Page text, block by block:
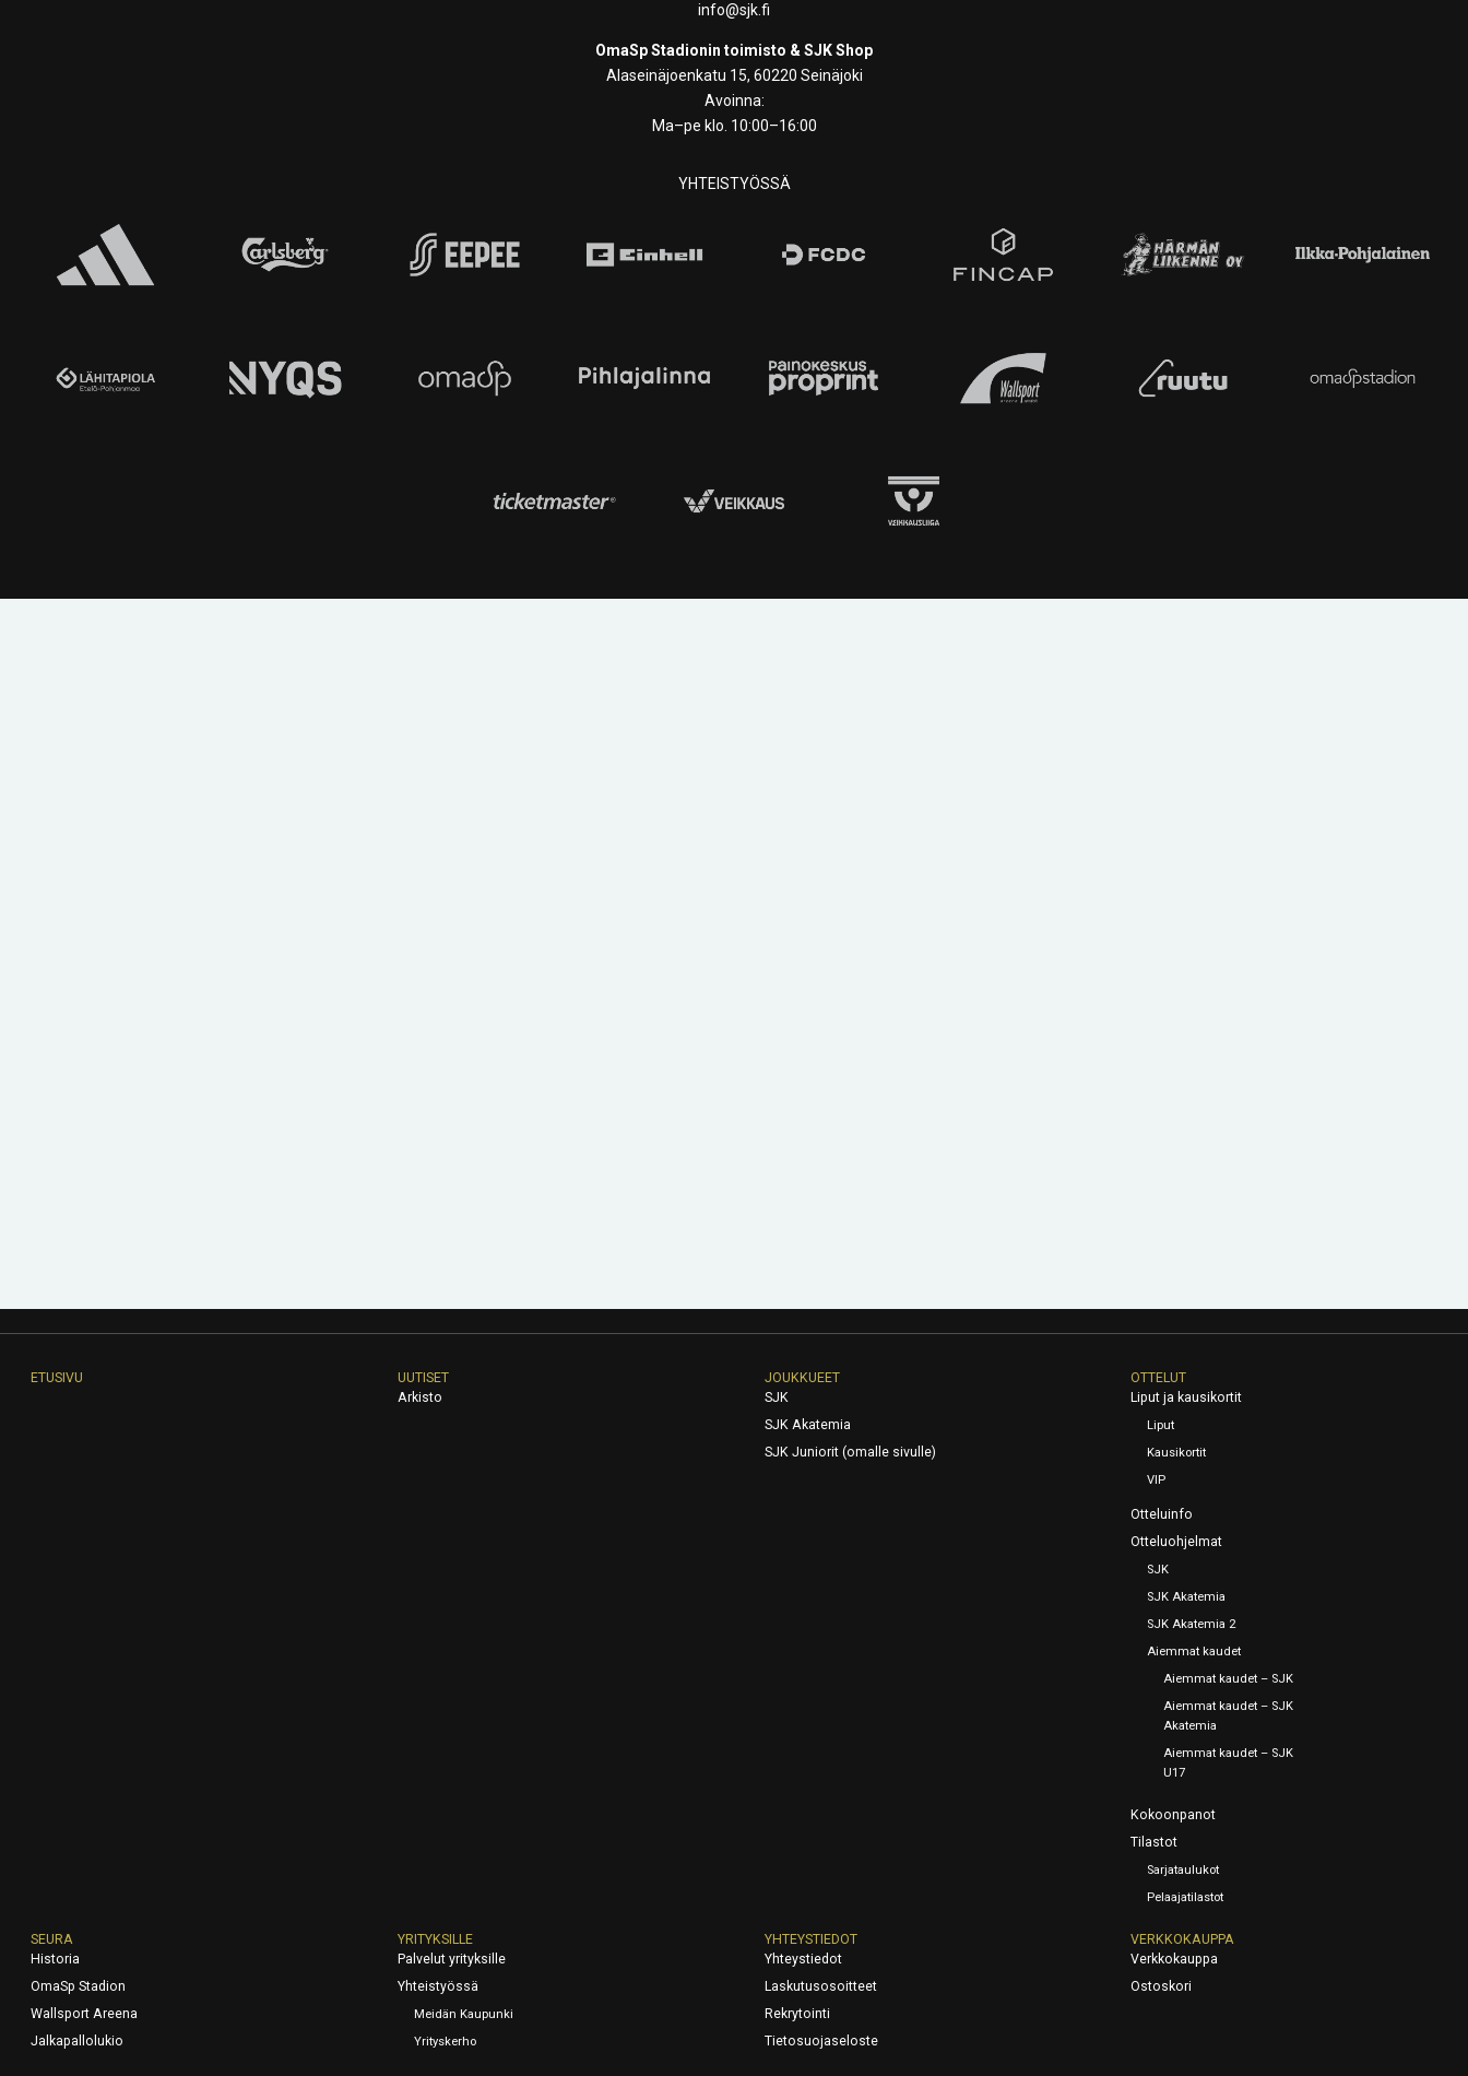
info@sjk.fi
OmaSp Stadionin toimisto & SJK Shop
Alaseinäjoenkatu 15, 60220 Seinäjoki
Avoinna:
Ma–pe klo. 10:00–16:00
YHTEISTYÖSSÄ
ETUSIVU
UUTISET
Arkisto
JOUKKUEET
SJK
SJK Akatemia
SJK Juniorit (omalle sivulle)
OTTELUT
Liput ja kausikortit
Liput
Kausikortit
VIP
Otteluinfo
Otteluohjelmat
SJK
SJK Akatemia
SJK Akatemia 2
Aiemmat kaudet
Aiemmat kaudet – SJK
Aiemmat kaudet – SJK
Akatemia
Aiemmat kaudet – SJK
U17
Kokoonpanot
Tilastot
Sarjataulukot
Pelaajatilastot
SEURA
Historia
OmaSp Stadion
Wallsport Areena
Jalkapallolukio
YRITYKSILLE
Palvelut yrityksille
Yhteistyössä
Meidän Kaupunki
Yrityskerho
YHTEYSTIEDOT
Yhteystiedot
Laskutusosoitteet
Rekrytointi
Tietosuojaseloste
VERKKOKAUPPA
Verkkokauppa
Ostoskori